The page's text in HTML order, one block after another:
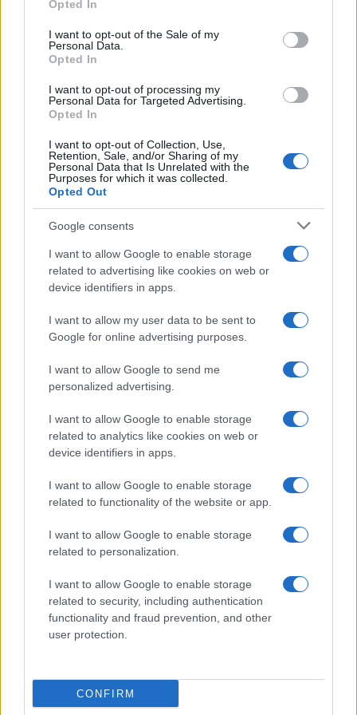
use your data for below specified purposes in below Google
consent section.
Opted In
I want to opt-out of the Sale of my
Personal Data.
Opted In
I want to opt-out of processing my
Personal Data for Targeted Advertising.
Opted In
I want to opt-out of Collection, Use,
Retention, Sale, and/or Sharing of my
Personal Data that Is Unrelated with the
Purposes for which it was collected.
Opted Out
Google consents
I want to allow Google to enable storage
related to advertising like cookies on web or
device identifiers in apps.
I want to allow my user data to be sent to
Google for online advertising purposes.
I want to allow Google to send me
personalized advertising.
I want to allow Google to enable storage
related to analytics like cookies on web or
device identifiers in apps.
I want to allow Google to enable storage
related to functionality of the website or app.
I want to allow Google to enable storage
related to personalization.
I want to allow Google to enable storage
related to security, including authentication
functionality and fraud prevention, and other
user protection.
CONFIRM
Vuoi rimuovere le pubblicità nazionali?
Puoi abbonarti asoli € 1,10 al mese
Sei già abbonato?
Puoi effettuare l'accesso andando nella
sezioneLogindal menù del sito o
cliccando
TEMI: Coldiretti Nord Sardegna